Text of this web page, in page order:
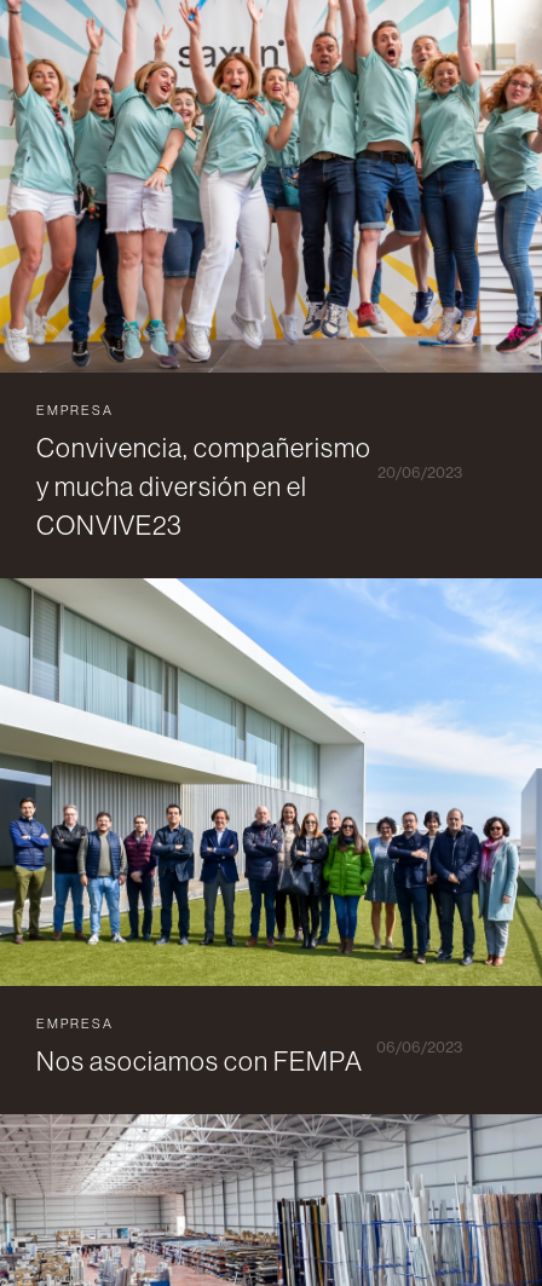
EMPRESA
Convivencia, compañerismo
y mucha diversión en el
CONVIVE23
20/06/2023
EMPRESA
Nos asociamos con FEMPA 06/06/2023